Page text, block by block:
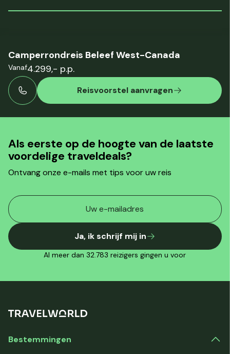
Camperrondreis Beleef West-Canada
Vanaf4.299,- p.p.
Reisvoorstel aanvragen
Als eerste op de hoogte van de laatste
voordelige traveldeals?
Ontvang onze e-mails met tips voor uw reis
Ja, ik schrijf mij in
Al meer dan 32.783 reizigers gingen u voor
Bestemmingen